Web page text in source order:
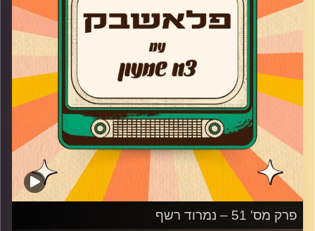
קרדיט תמונות:AudioVersity
פרק מס' 51 – נמרוד רשף